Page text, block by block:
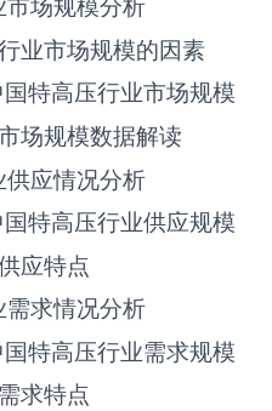
场规模分析
业市场规模的因素
特高压‌‌‌‌‌‌‌‌‌‌‌‌‌行业市场规模
场规模数据解读
应情况分析
特高压‌‌‌‌‌‌‌‌‌‌‌‌‌行业供应规模
应特点
求情况分析
特高压‌‌‌‌‌‌‌‌‌‌‌‌‌行业需求规模
求特点